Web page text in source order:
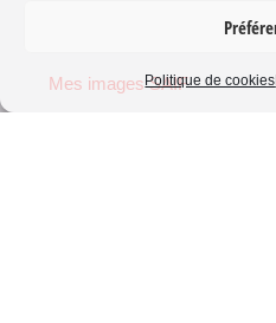
Politique de cookies
Mes images SAIF